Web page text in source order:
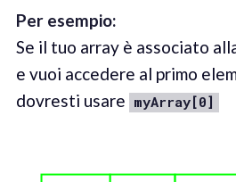
Per esempio:
Se il tuo array è associato
e vuoi accedere al primo
dovresti usare myArray[0]